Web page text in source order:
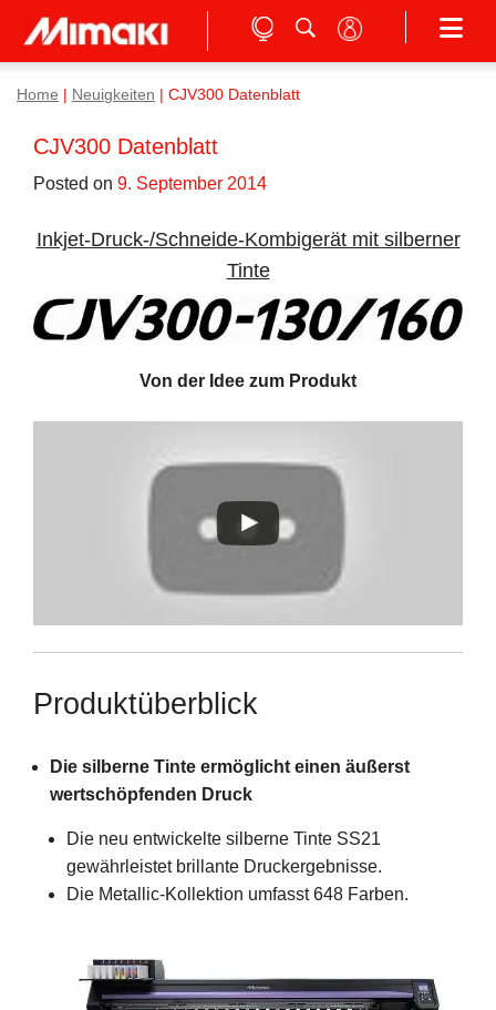
Home Neuigkeiten CJV300 Datenblatt
CJV300 Datenblatt
Posted on 9. September 2014
Inkjet-Druck-/Schneide-Kombigerät mit silberner
Tinte
Von der Idee zum Produkt
Produktüberblick
Die silberne Tinte ermöglicht einen äußerst
wertschöpfenden Druck
Die neu entwickelte silberne Tinte SS21
gewährleistet brillante Druckergebnisse.
Die Metallic-Kollektion umfasst 648 Farben.